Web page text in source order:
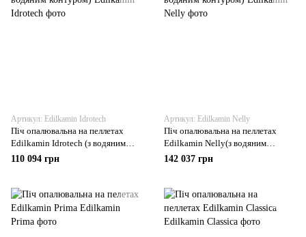
Артикул: Edilkamin Idrotech
Піч опалювальна на пеллетах
Edilkamin Idrotech (з водяним
контуром)
110 094 грн
Артикул: Edilkamin Nelly
Піч опалювальна на пеллетах
Edilkamin Nelly(з водяним
контуром)
142 037 грн